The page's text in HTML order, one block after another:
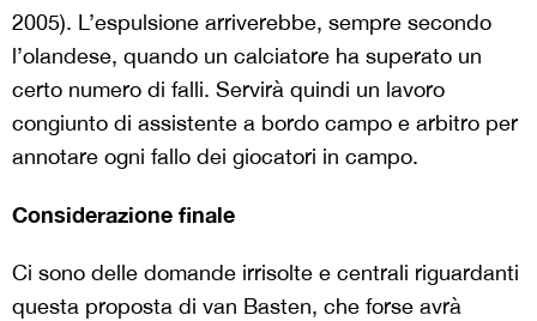
2005). L’espulsione arriverebbe, sempre secondo
l’olandese, quando un calciatore ha superato un
certo numero di falli. Servirà quindi un lavoro
congiunto di assistente a bordo campo e arbitro per
annotare ogni fallo dei giocatori in campo.
Considerazione finale
Ci sono delle domande irrisolte e centrali riguardanti
questa proposta di van Basten, che forse avrà